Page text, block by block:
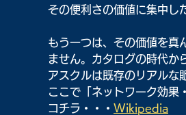
その便利さの価値に集中し
もう一つは、その価値を真
ません。カタログの時代か
アスクルは既存のリアルな
ここで「ネットワーク効
コチラ・・・ Wikipedia